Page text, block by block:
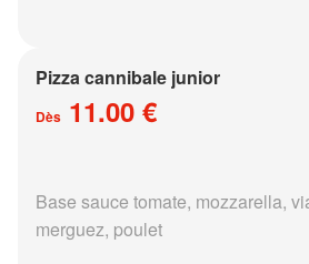
Pizza cannibale junior
Dès 11.00 €
Base sauce tomate, mozzarella,
merguez, poulet